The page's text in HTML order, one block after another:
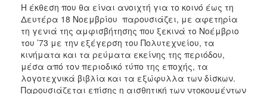
Η έκθεση που θα είναι ανοιχτή για το κοινό έως τη
Δευτέρα 18 Νοεμβρίου παρουσιάζει, με αφετηρία
τη γενιά της αμφισβήτησης που ξεκινά το Νοέμβριο
του ’73 με την εξέγερση του Πολυτεχνείου, τα
κινήματα και τα ρεύματα εκείνης της περιόδου,
μέσα από τον περιοδικό τύπο της εποχής, τα
λογοτεχνικά βιβλία και τα εξώφυλλα των δίσκων.
Παρουσιάζεται επίσης η αισθητική των ντοκουμέντων